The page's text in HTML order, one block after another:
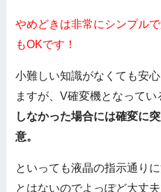
やめどきは非常にシンプル
もOKです！
小難しい知識がなくても安
ますが、V確変機となってい
しなかった場合には確変に
意。
といっても液晶の指示通り
とはないのでよっぽど大丈夫